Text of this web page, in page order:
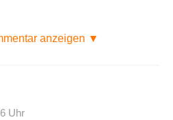
anzeigen ▼
Uhr